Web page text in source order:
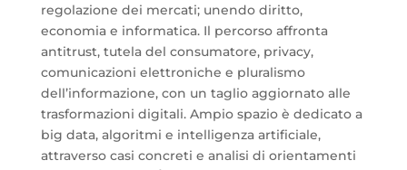
regolazione dei mercati; unendo diritto,
economia e informatica. Il percorso affronta
antitrust, tutela del consumatore, privacy,
comunicazioni elettroniche e pluralismo
dell’informazione, con un taglio aggiornato alle
trasformazioni digitali. Ampio spazio è dedicato a
big data, algoritmi e intelligenza artificiale,
attraverso casi concreti e analisi di orientamenti